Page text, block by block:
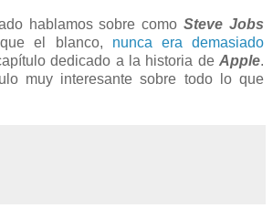
hablamos sobre comoSteve Jobs
el blanco, nunca era demasiado
dedicado a la historia de Apple.
muy interesante sobre todo lo que